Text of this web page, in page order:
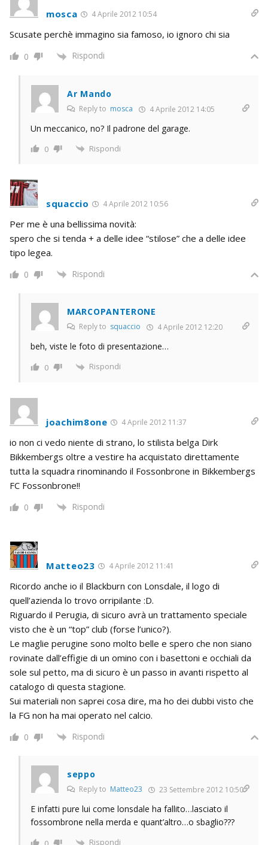
mosca 4 Aprile 2012 10:54
Scusate perchè immagino sia famoso, io ignoro chi sia
0 Rispondi
Ar Mando
Reply to mosca 4 Aprile 2012 14:05
Un meccanico, no? Il padrone del garage.
0 Rispondi
squaccio 4 Aprile 2012 10:56
Per me è una bellissima novità:
spero che si tenda + a delle idee “stilose” che a delle idee
tipo legea.
0 Rispondi
MARCOPANTERONE
Reply to squaccio 4 Aprile 2012 12:20
beh, viste le foto di presentazione…
0 Rispondi
joachim8one 4 Aprile 2012 11:37
io non ci vedo niente di strano, lo stilista belga Dirk
Bikkembergs oltre a vestire ha acquistato direttamente
tutta la squadra rinominando il Fossonbrone in Bikkembergs
FC Fossonbrone!!
0 Rispondi
Matteo23 4 Aprile 2012 11:41
Ricordo anche io il Blackburn con Lonsdale, il logo di
quell’azienda lo trovo orripilante :D.
Riguardo il Perugia, di sicuro avrà un trattamento speciale
visto che è un “top” club (forse l’unico?).
Le maglie perugine sono molto belle e spero che non siano
rovinate dall’effigie di un omino con i basettoni e occhiali da
sole sul petto, ma di sicuro è un passo in avanti rispetto al
catalogo di questa stagione.
Sui materiali non saprei cosa dire, ma ho dei dubbi visto che
la FG non ha mai operato nel calcio.
0 Rispondi
seppo
Reply to Matteo23 23 Settembre 2012 10:50
E infatti pure lui come lonsdale ha fallito…lasciato il
fossombrone nella merda e quant’altro…o sbaglio???
Rispondi